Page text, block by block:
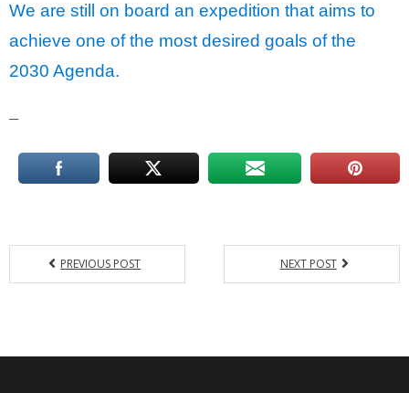
We are still on board an expedition that aims to
achieve one of the most desired goals of the
2030 Agenda.
PREVIOUS POST NEXT POST